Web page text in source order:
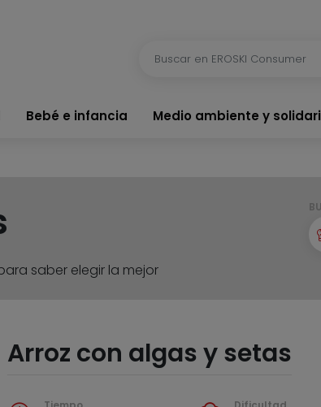
Bebé e infancia Medio ambiente y
saber elegir la mejor
Arroz con algas y setas